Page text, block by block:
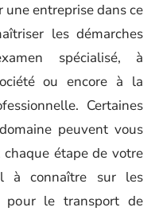
une entreprise dans ce
les démarches
spécialisé, à
ou encore à la
Certaines
peuvent vous
étape de votre
à connaître sur les
pour le transport de